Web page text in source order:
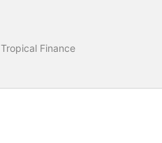
Tropical Finance